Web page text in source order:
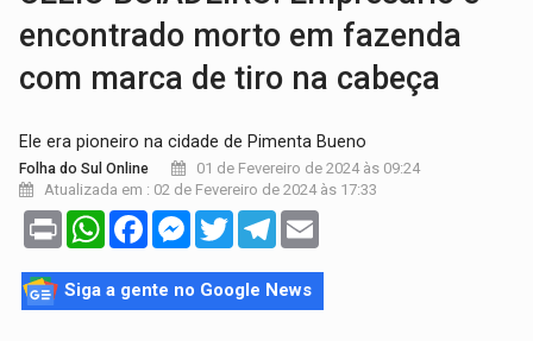
encontrado morto em fazenda
com marca de tiro na cabeça
Ele era pioneiro na cidade de Pimenta Bueno
Folha do Sul Online
01 de Fevereiro de 2024 às 09:24
Atualizada em : 02 de Fevereiro de 2024 às 17:33
Print WhatsAppFacebookMessenger
TwitterTelegram
Siga a gente no Google News